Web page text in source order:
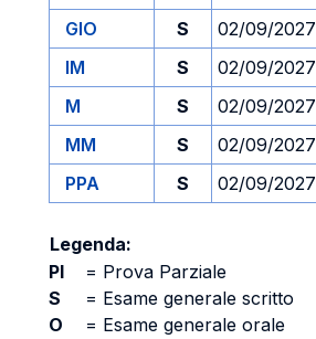
GIO
S 02/09/2027
IM
S 02/09/2027
M
S 02/09/2027
MM
S 02/09/2027
PPA
S 02/09/2027
Legenda:
PI
= Prova Parziale
S
= Esame generale scritto
O
= Esame generale orale